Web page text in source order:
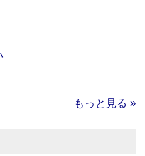
もっと見る »